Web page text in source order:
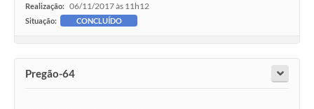
Realização: 06/11/2017 às 11h12
Situação: CONCLUÍDO
Pregão-64